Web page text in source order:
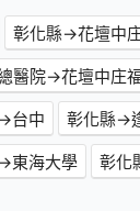
彰化縣→花壇中
醫院→花壇中庄
台中
彰化縣→
東海大學 彰化